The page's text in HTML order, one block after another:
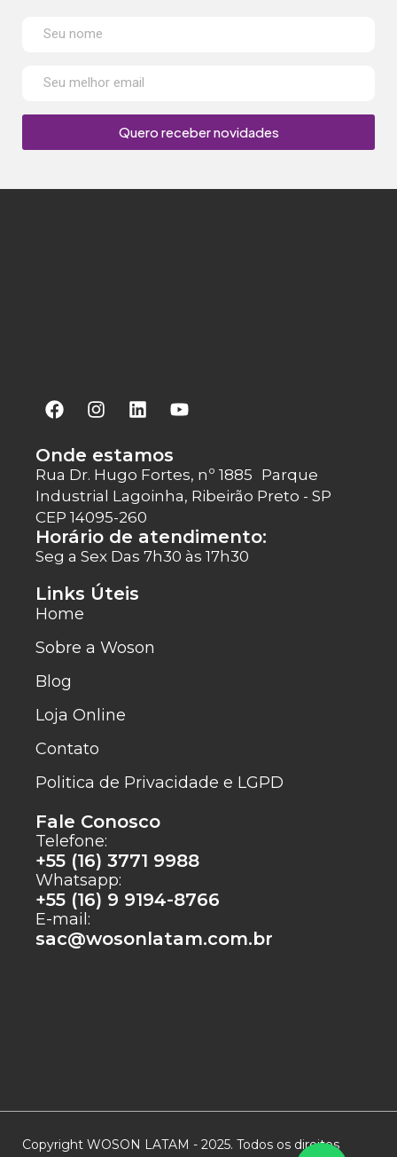
Quero receber novidades
Onde estamos
Rua Dr. Hugo Fortes, nº 1885 Parque
Industrial Lagoinha, Ribeirão Preto - SP
CEP 14095-260
Horário de atendimento:
Seg a Sex Das 7h30 às 17h30
Links Úteis
Home
Sobre a Woson
Blog
Loja Online
Contato
Politica de Privacidade e LGPD
Fale Conosco
Telefone:
+55 (16) 3771 9988
Whatsapp:
+55 (16) 9 9194-8766
E-mail:
sac@wosonlatam.com.br
Copyright WOSON LATAM - 2025. Todos os direitos